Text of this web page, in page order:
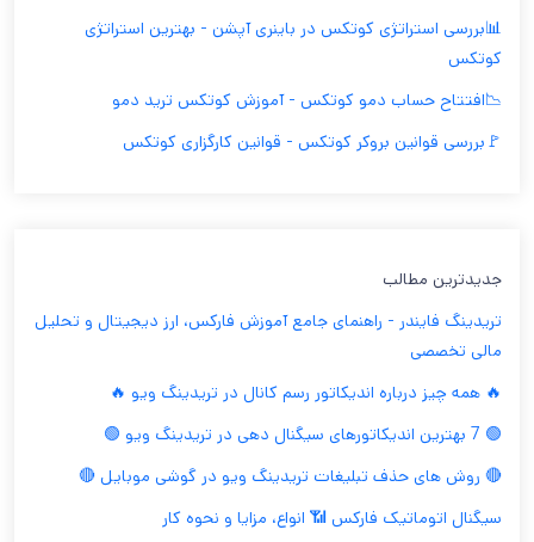
📊بررسی استراتژی کوتکس در باینری آپشن - بهترین استراتژی
کوتکس
📉افتتاح حساب دمو کوتکس - آموزش کوتکس ترید دمو
🚩بررسی قوانین بروکر کوتکس - قوانین کارگزاری کوتکس
جدیدترین مطالب
تریدینگ فایندر - راهنمای جامع آموزش فارکس، ارز دیجیتال و تحلیل
مالی تخصصی
🔥 همه چیز درباره اندیکاتور رسم کانال در تریدینگ ویو 🔥
🟢 7 بهترین اندیکاتورهای سیگنال دهی در تریدینگ ویو 🟢
🔴 روش های حذف تبلیغات تریدینگ ویو در گوشی موبایل 🔴
سیگنال اتوماتیک فارکس 📶 انواع، مزایا و نحوه کار